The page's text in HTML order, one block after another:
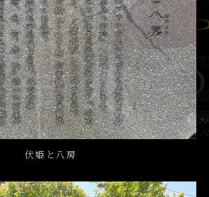
伏姫と八房